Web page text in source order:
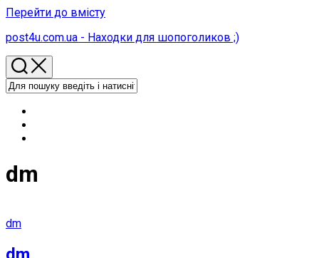
Перейти до вмісту
post4u.com.ua - Находки для шопоголиков ;)
dm
dm